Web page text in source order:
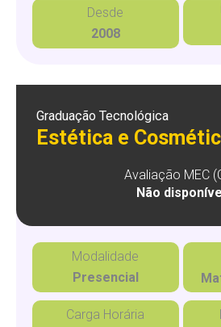
Desde
2008
Graduação Tecnológica
Estética e
Avaliação MEC
Não disponível
Modalidade
Presencial
Carga Horária